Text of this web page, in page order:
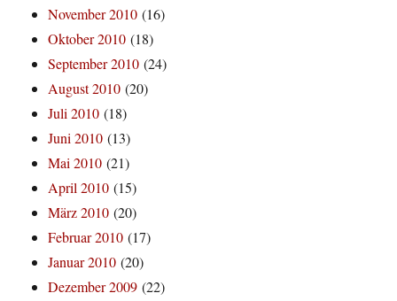
November 2010 (16)
Oktober 2010 (18)
September 2010 (24)
August 2010 (20)
Juli 2010 (18)
Juni 2010 (13)
Mai 2010 (21)
April 2010 (15)
März 2010 (20)
Februar 2010 (17)
Januar 2010 (20)
Dezember 2009 (22)